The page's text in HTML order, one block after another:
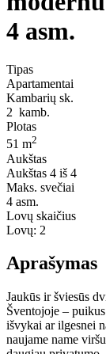
4 asm.
Tipas
Apartamentai
Kambarių sk.
2 kamb.
Plotas
51 m2
Aukštas
Aukštas 4 iš 4
Maks. svečiai
4 asm.
Lovų skaičius
Lovų: 2
Aprašymas
Jaukūs ir šviesūs
Šventojoje –
išvykai ar ilgesnei
naujame name